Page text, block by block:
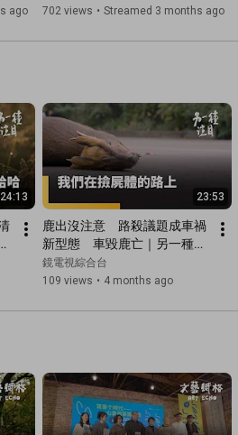
ago
治組主任鄭宏斌｜#鏡報 #直
702 views • Streamed 3 months ago
24:13 23:53
鹿出沒注意　路殺議題成車禍
新型態　車毀鹿亡｜另一種注
目｜#鏡電視綜合台
鏡電視綜合台
109 views • 4 months ago